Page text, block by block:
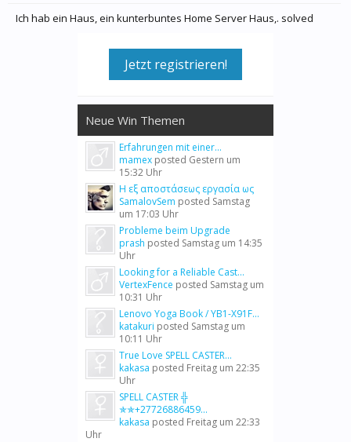
Ich hab ein Haus, ein kunterbuntes Home Server Haus,. solved
Jetzt registrieren!
Neue Win Themen
Erfahrungen mit einer...
mamex posted Gestern um
15:32 Uhr
Η εξ αποστάσεως εργασία ως
SamalovSem posted Samstag
um 17:03 Uhr
Probleme beim Upgrade
prash posted Samstag um 14:35
Uhr
Looking for a Reliable Cast...
VertexFence posted Samstag um
10:31 Uhr
Lenovo Yoga Book / YB1-X91F...
katakuri posted Samstag um
10:11 Uhr
True Love SPELL CASTER...
kakasa posted Freitag um 22:35
Uhr
SPELL CASTER ╬
✯✯+27726886459...
kakasa posted Freitag um 22:33
Uhr